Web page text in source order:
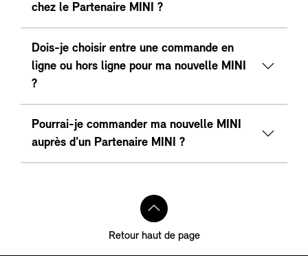
chez le Partenaire MINI ?
Dois-je choisir entre une commande en
ligne ou hors ligne pour ma nouvelle MINI
?
Pourrai-je commander ma nouvelle MINI
auprès d'un Partenaire MINI ?
Retour haut de page